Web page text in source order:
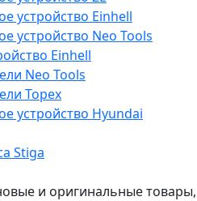
устройство Einhell
устройство Neo Tools
Einhell
Neo Tools
Topex
устройство Hyundai
Stiga
и оригинальные товары,